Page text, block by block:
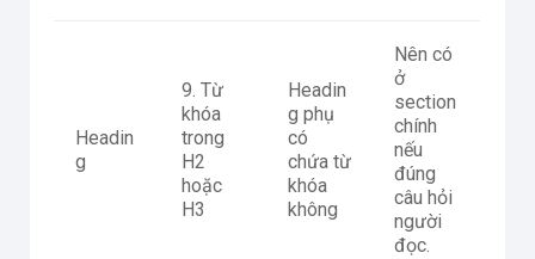
Headin
g
9. Từ
khóa
trong
H2
hoặc
H3
Headin
g phụ
có
chứa từ
khóa
không
Nên có
ở
section
chính
nếu
đúng
câu hỏi
người
đọc.